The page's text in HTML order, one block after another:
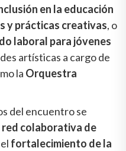
en la educación
y prácticas creativas, o
laboral para jóvenes
artísticas a cargo de
la Orquestra
del encuentro se
red colaborativa de
fortalecimiento de la